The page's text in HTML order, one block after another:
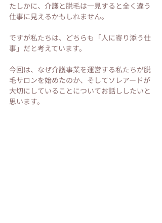
たしかに、介護と脱毛は一見すると全く違う
仕事に見えるかもしれません。
ですが私たちは、どちらも「人に寄り添う仕
事」だと考えています。
今回は、なぜ介護事業を運営する私たちが脱
毛サロンを始めたのか、そしてソレアードが
大切にしていることについてお話ししたいと
思います。